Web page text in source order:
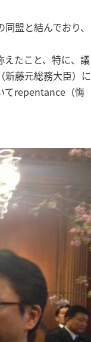
盟と結んでおり、
えたこと、特に、議
新藤元総務大臣）に
てrepentance（悔